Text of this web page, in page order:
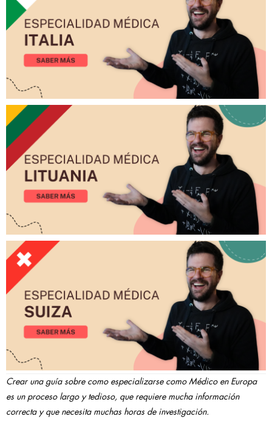
Crear una guía sobre como especializarse como Médico en Europa
es un proceso largo y tedioso, que requiere mucha información
correcta y que necesita muchas horas de investigación.